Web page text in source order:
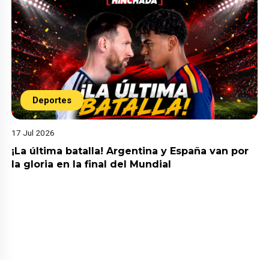
Deportes
17 Jul 2026
¡La última batalla! Argentina y España van por
la gloria en la final del Mundial